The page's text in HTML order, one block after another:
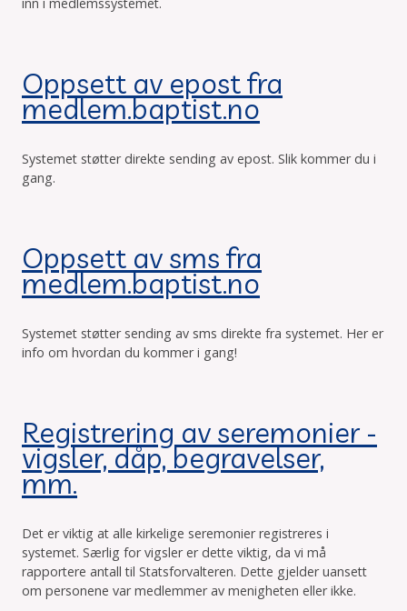
Oppsett av epost fra
medlem.baptist.no
Systemet støtter direkte sending av epost. Slik kommer du i
gang.
Oppsett av sms fra
medlem.baptist.no
Systemet støtter sending av sms direkte fra systemet. Her er
info om hvordan du kommer i gang!
Registrering av seremonier -
vigsler, dåp, begravelser,
mm.
Det er viktig at alle kirkelige seremonier registreres i
systemet. Særlig for vigsler er dette viktig, da vi må
rapportere antall til Statsforvalteren. Dette gjelder uansett
om personene var medlemmer av menigheten eller ikke.